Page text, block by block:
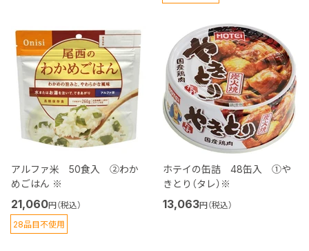
アルファ米 50食入 ②わか
めごはん ※
21,060円（税込）
28品目不使用
ホテイの缶詰 48缶入 ①や
きとり（タレ）※
13,063円（税込）